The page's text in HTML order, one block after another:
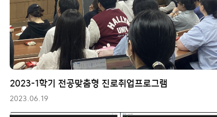
2023-1학기 전공맞춤형 진로취업프로그램
2023.06.19